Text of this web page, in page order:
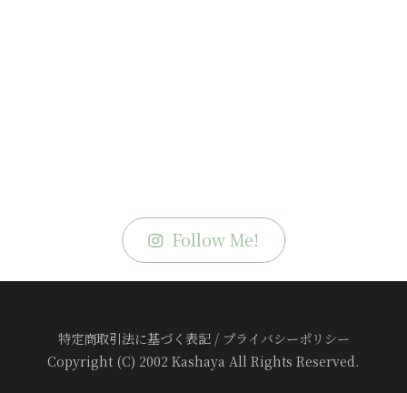
Follow Me!
特定商取引法に基づく表記/ プライバシーポリシー
Copyright (C) 2002 Kashaya All Rights Reserved.